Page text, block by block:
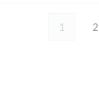
1 2